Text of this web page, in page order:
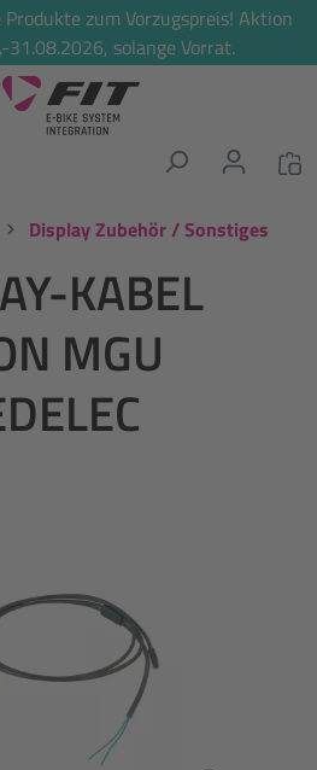
Produkte zum Vorzugspreis! Aktion
solange Vorrat.
Display Zubehör / Sonstiges
KABEL
MGU